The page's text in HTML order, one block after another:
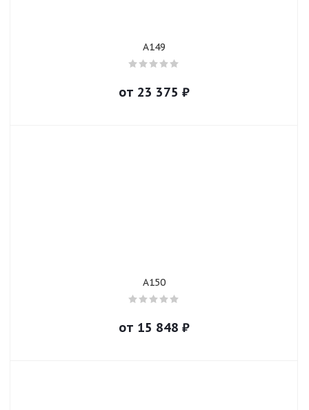
A149
от 23 375 ₽
A150
от 15 848 ₽